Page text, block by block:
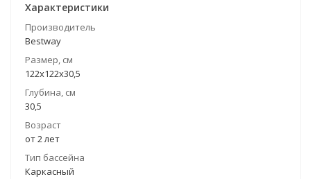
Характеристики
Производитель
Bestway
Размер, см
122х122х30,5
Глубина, см
30,5
Возраст
от 2 лет
Тип бассейна
Каркасный